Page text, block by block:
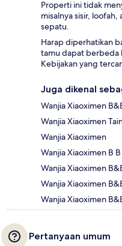
Properti ini tidak
misalnya sisir,
sepatu.
Harap diperhatikan
tamu dapat berbeda
Kebijakan yang
Juga dikenal
Wanjia Xiaoximen
Wanjia Xiaoximen
Wanjia Xiaoximen
Wanjia Xiaoximen B B
Wanjia Xiaoximen
Wanjia Xiaoximen
Wanjia Xiaoximen
Pertanyaan umum